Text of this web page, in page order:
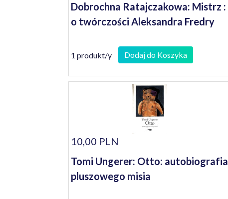
Dobrochna Ratajczakowa: Mistrz :
o twórczości Aleksandra Fredry
1 produkt/y Dodaj do Koszyka
10,00 PLN
Tomi Ungerer: Otto: autobiografia
pluszowego misia